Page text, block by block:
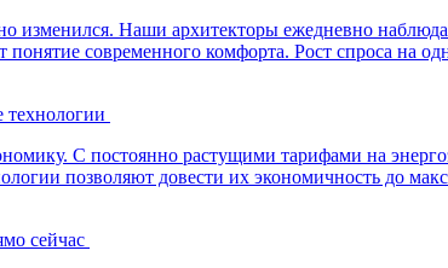
изменился. Наши архитекторы ежедневно
современного комфорта. Рост спроса на
С постоянно растущими тарифами на
позволяют довести их экономичность до
сейчас